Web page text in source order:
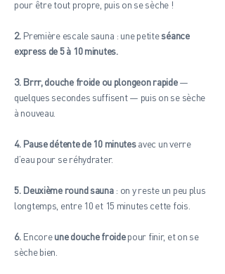
pour être tout propre, puis on se sèche !
2. Première escale sauna : une petiteséance
express de 5 à 10 minutes.
3. Brrr, douche froide ou plongeon rapide—
quelques secondes suffisent — puis on se sèche
à nouveau.
4. Pause détente de 10 minutesavec un verre
d’eau pour se réhydrater.
5. Deuxième round sauna: on y reste un peu plus
longtemps, entre 10 et 15 minutes cette fois.
6.Encoreune douche froidepour finir, et on se
sèche bien.